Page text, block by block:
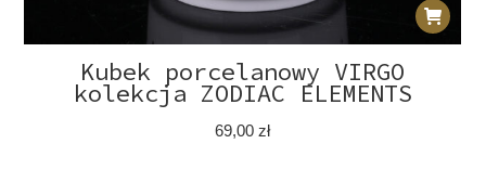
Kubek porcelanowy VIRGO
kolekcja ZODIAC ELEMENTS
69,00 zł